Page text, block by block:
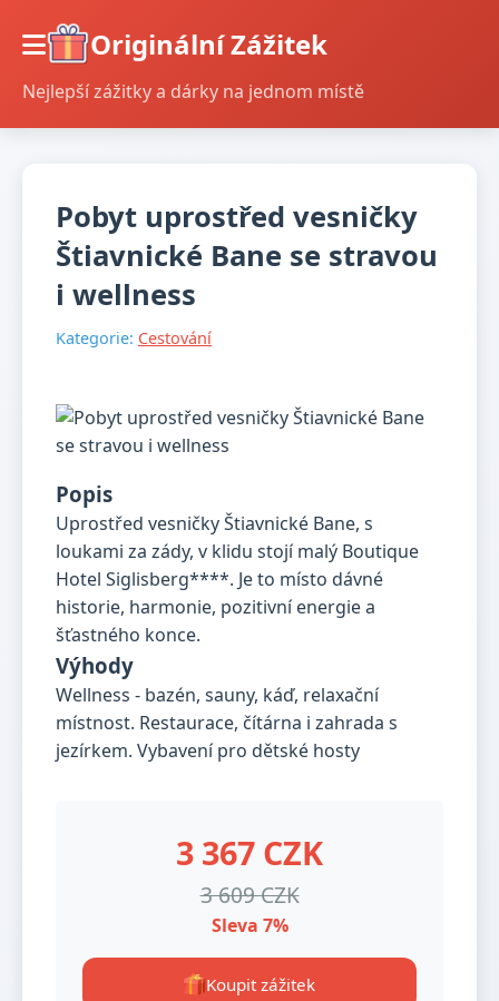
Originální Zážitek
Nejlepší zážitky a dárky na jednom místě
Pobyt uprostřed vesničky
Štiavnické Bane se stravou
i wellness
Kategorie: Cestování
Popis
Uprostřed vesničky Štiavnické Bane, s
loukami za zády, v klidu stojí malý Boutique
Hotel Siglisberg****. Je to místo dávné
historie, harmonie, pozitivní energie a
šťastného konce.
Výhody
Wellness - bazén, sauny, káď, relaxační
místnost. Restaurace, čítárna i zahrada s
jezírkem. Vybavení pro dětské hosty
3 367 CZK
3 609 CZK
Sleva 7%
Koupit zážitek